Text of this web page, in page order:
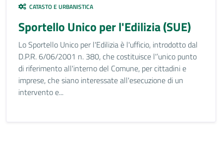
CATASTO E URBANISTICA
Sportello Unico per l'Edilizia (SUE)
Lo Sportello Unico per l'Edilizia è l'ufficio, introdotto dal
D.P.R. 6/06/2001 n. 380, che costituisce l'’unico punto
di riferimento all'interno del Comune, per cittadini e
imprese, che siano interessate all'esecuzione di un
intervento e...